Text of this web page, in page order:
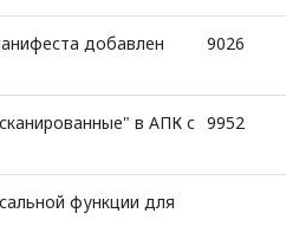
добавлен
9026
в АПК с 9952
функции для